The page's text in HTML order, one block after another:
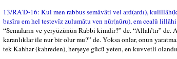
13/RA'D-16: Kul men rabbus semâvâti vel ard(ardı),
basîru em hel testevîz zulumâtu ven nûr(nûru), em cealû
“Semaların ve yeryüzünün Rabbi kimdir?” de. “Allah’tır”
karanlıklar ile nur bir olur mu?” de. Yoksa onlar, onun
tek Kahhar (kahreden), herşeye gücü yeten, en kuvvetli